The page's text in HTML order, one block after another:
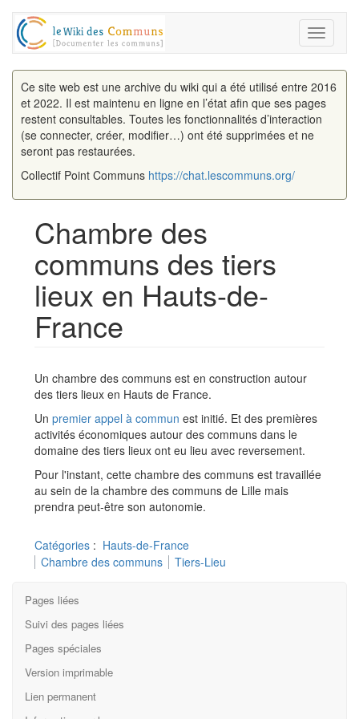
Toggle
Ce site web est une archive du wiki qui a été utilisé entre 2016
et 2022. Il est maintenu en ligne en l’état afin que ses pages
restent consultables. Toutes les fonctionnalités d’interaction
(se connecter, créer, modifier…) ont été supprimées et ne
seront pas restaurées.
Collectif Point Communs https://chat.lescommuns.org/
Chambre des
communs des tiers
lieux en Hauts-de-
France
Un chambre des communs est en construction autour
des tiers lieux en Hauts de France.
Un premier appel à commun est initié. Et des premières
activités économiques autour des communs dans le
domaine des tiers lieux ont eu lieu avec reversement.
Pour l'instant, cette chambre des communs est travaillée
au sein de la chambre des communs de Lille mais
prendra peut-être son autonomie.
Catégories : Hauts-de-France
Chambre des communs
Tiers-Lieu
Pages liées
Suivi des pages liées
Pages spéciales
Version imprimable
Lien permanent